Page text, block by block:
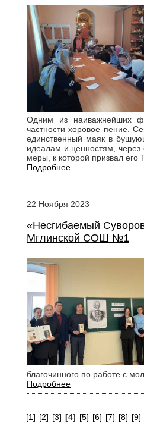
Одним из наиважнейших
частности хоровое пение.
единственный маяк в
идеалам и ценностям, через
меры, к которой призвал его
Подробнее
22 Ноября 2023
«Несгибаемый
Мглинской СОШ №1
благочинного по работе с
Подробнее
[1] [2] [3] [4] [5] [6] [7] [8] [9]